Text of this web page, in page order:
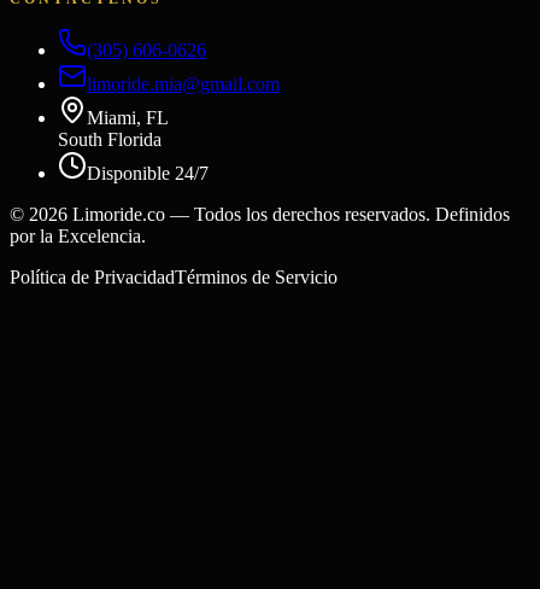
(305) 606-0626
limoride.mia@gmail.com
Miami, FL
South Florida
Disponible 24/7
© 2026 Limoride.co — Todos los derechos reservados. Definidos
por la Excelencia.
Política de PrivacidadTérminos de Servicio